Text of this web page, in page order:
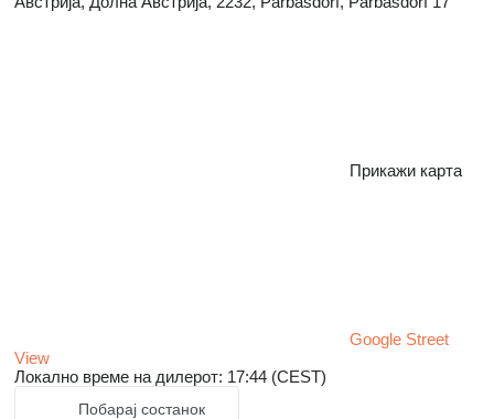
Прикажи карта
Google Street
View
Локално време на дилерот: 17:44 (CEST)
Побарај состанок